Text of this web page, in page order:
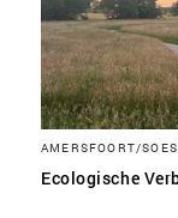
AMERSFOORT/
Ecologische